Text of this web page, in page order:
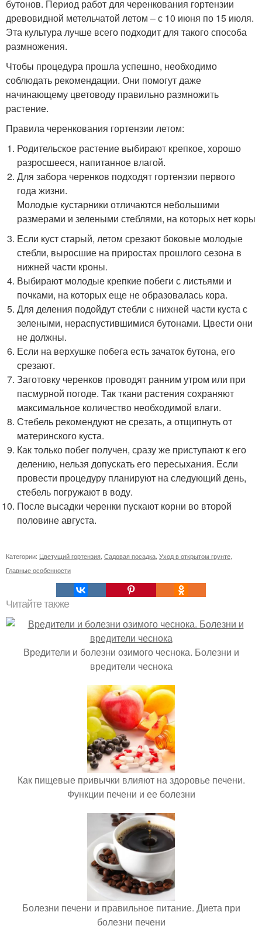
бутонов. Период работ для черенкования гортензии
древовидной метельчатой летом – с 10 июня по 15 июля.
Эта культура лучше всего подходит для такого способа
размножения.
Чтобы процедура прошла успешно, необходимо
соблюдать рекомендации. Они помогут даже
начинающему цветоводу правильно размножить
растение.
Правила черенкования гортензии летом:
Родительское растение выбирают крепкое, хорошо
разросшееся, напитанное влагой.
Для забора черенков подходят гортензии первого
года жизни.
Молодые кустарники отличаются небольшими
размерами и зелеными стеблями, на которых нет коры
Если куст старый, летом срезают боковые молодые
стебли, выросшие на приростах прошлого сезона в
нижней части кроны.
Выбирают молодые крепкие побеги с листьями и
почками, на которых еще не образовалась кора.
Для деления подойдут стебли с нижней части куста с
зелеными, нераспустившимися бутонами. Цвести они
не должны.
Если на верхушке побега есть зачаток бутона, его
срезают.
Заготовку черенков проводят ранним утром или при
пасмурной погоде. Так ткани растения сохраняют
максимальное количество необходимой влаги.
Стебель рекомендуют не срезать, а отщипнуть от
материнского куста.
Как только побег получен, сразу же приступают к его
делению, нельзя допускать его пересыхания. Если
провести процедуру планируют на следующий день,
стебель погружают в воду.
После высадки черенки пускают корни во второй
половине августа.
Категории: Цветущий гортензия Садовая посадка Уход в открытом грунте
Главные особенности
Читайте также
Вредители и болезни озимого чеснока. Болезни и
вредители чеснока
Как пищевые привычки влияют на здоровье печени.
Функции печени и ее болезни
Болезни печени и правильное питание. Диета при
болезни печени